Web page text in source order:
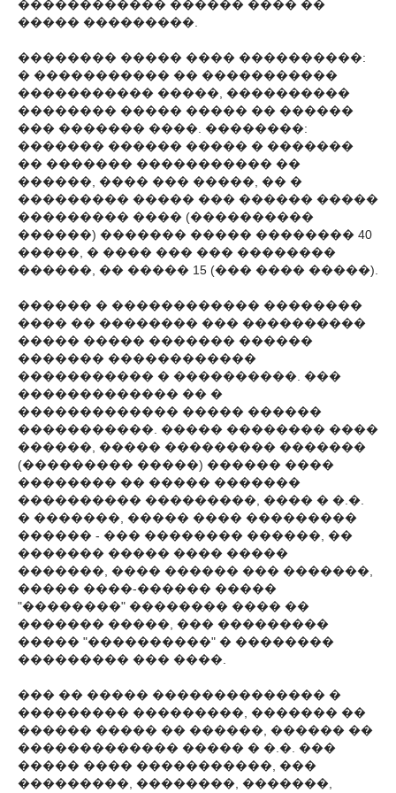
������������ ������ ���� ��
����� ���������.
�������� ����� ���� ����������:
� ����������� �� �����������
����������� �����, ����������
�������� ����� ����� �� ������
��� ������� ����. ��������:
������� ������ ����� � �������
�� ������� ����������� ��
������, ���� ��� �����, �� �
��������� ����� ��� ������ �����
��������� ���� (����������
������) ������� ����� �������� 40
�����, � ���� ��� ��� ��������
������, �� ����� 15 (��� ���� �����).
������ � ������������ ��������
���� �� �������� ��� ����������
����� ����� ������� ������
������� ������������
����������� � ����������. ���
������������� �� �
������������� ����� ������
�����������. ����� �������� ����
������, ����� ��������� �������
(��������� �����) ������ ����
�������� �� ����� �������
���������� ���������, ���� � �.�.
� �������, ����� ���� ���������
������ - ��� �������� ������, ��
������� ����� ���� �����
�������, ���� ������ ��� �������,
����� ����-������ �����
"��������" �������� ���� ��
������� �����, ��� ���������
����� "����������" � ��������
��������� ��� ����.
��� �� ����� �������������� �
��������� ���������, ������� ��
������ ����� �� ������, ������ ��
������������� ����� � �.�. ���
����� ���� �����������, ���
���������, ��������, �������,